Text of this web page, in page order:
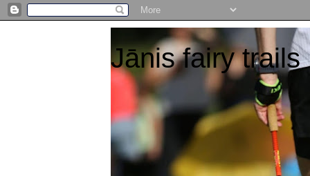
Jānis fairy trails